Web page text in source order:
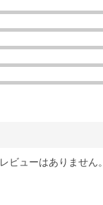
レビューはありません。